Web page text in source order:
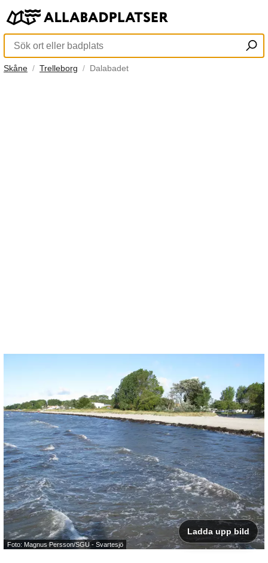
Skåne Trelleborg Dalabadet
Foto: Magnus Persson/SGU - Svartesjö
Ladda upp bild